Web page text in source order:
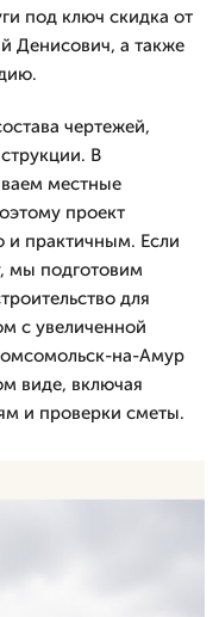
под ключ скидка от
Денисович, а также
чертежей,
В
местные
проект
и практичным. Если
мы подготовим
для
с увеличенной
на-Амур
виде, включая
и проверки сметы.